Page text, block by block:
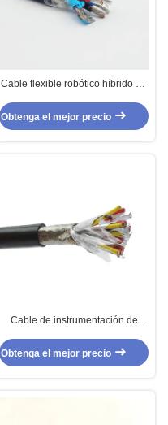
Cable flexible robótico híbrido de
Obtenga el mejor precio
Cable de instrumentación de
FEP aislamiento de silicona con
chaleco
Obtenga el mejor precio